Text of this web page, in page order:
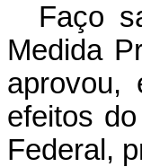
Faço
Medida
aprovou,
efeitos
Federal,